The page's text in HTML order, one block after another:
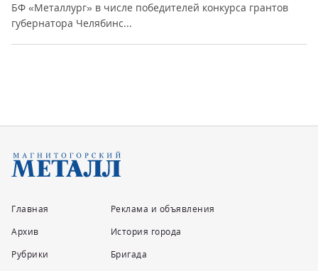
БФ «Металлург» в числе победителей конкурса грантов
губернатора Челябинс...
Главная
Архив
Рубрики
Реклама и объявления
История города
Бригада